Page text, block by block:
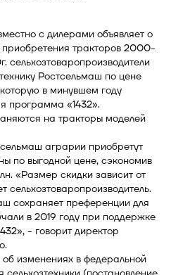
с дилерами объявляет о
приобретения тракторов 2000-
сельхозтоваропроизводители
Ростсельмаш по цене
в минувшем году
программа «1432».
на тракторы моделей
аграрии приобретут
по выгодной цене, сэкономив
«Размер скидки зависит от
сельхозтоваропроизводитель.
сохраняет преференции для
в 2019 году при поддержке
- говорит директор
изменениях в федеральной